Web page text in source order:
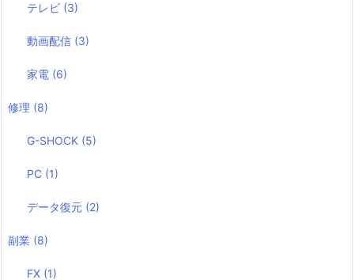
テレビ (3)
動画配信 (3)
家電 (6)
修理 (8)
G-SHOCK (5)
PC (1)
データ復元 (2)
副業 (8)
FX (1)